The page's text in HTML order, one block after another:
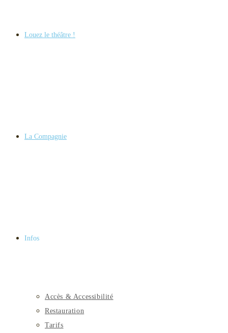
Louez le théâtre !
La Compagnie
Infos
Accès & Accessibilité
Restauration
Tarifs